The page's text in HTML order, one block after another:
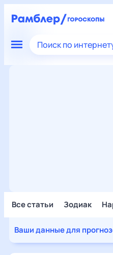
Поиск по
Все статьи Зодиак
Ваши данные для